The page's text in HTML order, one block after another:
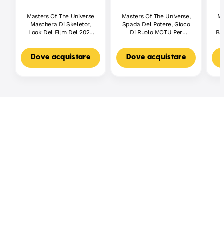
Masters Of The Universe
Maschera Di Skeletor,
Look Del Film Del 2026
Maschera Per Costume Da
Gioco Di Ruolo
Dove acquistare
Masters Of The Universe,
Spada Del Potere, Gioco
Di Ruolo MOTU Per
42,5 Cm
Dove acquistare